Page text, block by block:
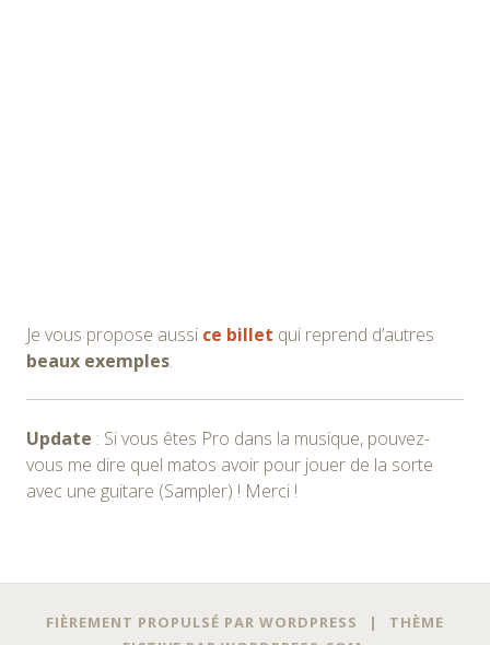
Je vous propose aussi ce billet qui reprend d’autres
beaux exemples.
Update : Si vous êtes Pro dans la musique, pouvez-
vous me dire quel matos avoir pour jouer de la sorte
avec une guitare (Sampler) ! Merci !
Navigation
FIÈREMENT PROPULSÉ PAR WORDPRESS |
THÈME